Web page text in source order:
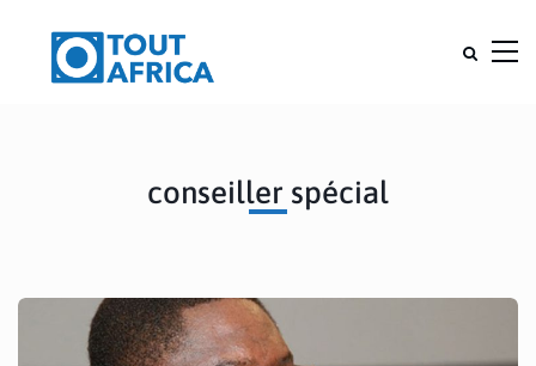
conseiller spécial